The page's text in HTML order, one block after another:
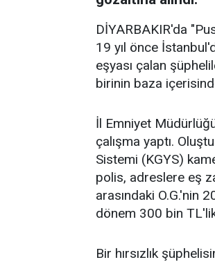
DİYARBAKIR'da
19 yıl önce
eşyası çalan
birinin baza
İl Emniyet
çalışma yaptı.
Sistemi (KGYS)
polis, adreslere eş
arasındaki O.G.'nin
dönem 300 bin TL'lik
Bir hırsızlık